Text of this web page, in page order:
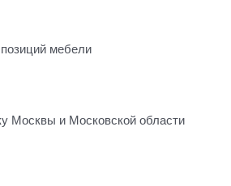
мебели
Москвы и Московской области